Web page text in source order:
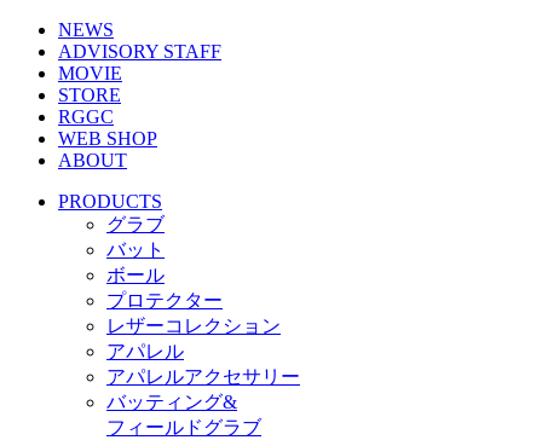
NEWS
ADVISORY STAFF
MOVIE
STORE
RGGC
WEB SHOP
ABOUT
PRODUCTS
グラブ
バット
ボール
プロテクター
レザーコレクション
アパレル
アパレルアクセサリー
バッティング&
フィールドグラブ